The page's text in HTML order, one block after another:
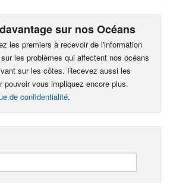
sur nos Océans
les premiers à recevoir de l'information
les problèmes qui affectent nos océans
sur les côtes. Recevez aussi les
pouvoir vous impliquez encore plus.
de confidentialité.